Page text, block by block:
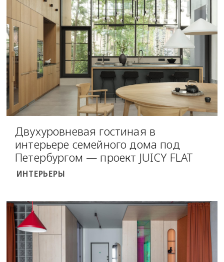
Двухуровневая гостиная в
интерьере семейного дома под
Петербургом — проект JUICY FLAT
ИНТЕРЬЕРЫ